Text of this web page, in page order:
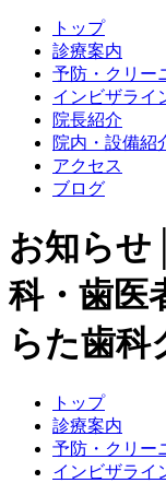
トップ
診療案内
予防・クリー
インビザライ
院長紹介
院内・設備紹
アクセス
ブログ
お知らせ
科・歯医
らた歯科
トップ
診療案内
予防・クリー
インビザライ